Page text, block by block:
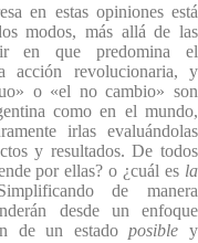
en estas opiniones está
modos, más allá de las
en que predomina el
acción revolucionaria, y
o «el no cambio» son
como en el mundo,
irlas evaluándolas
y resultados. De todos
por ellas? o ¿cuál es la
de manera
desde un enfoque
de un estadoposible y